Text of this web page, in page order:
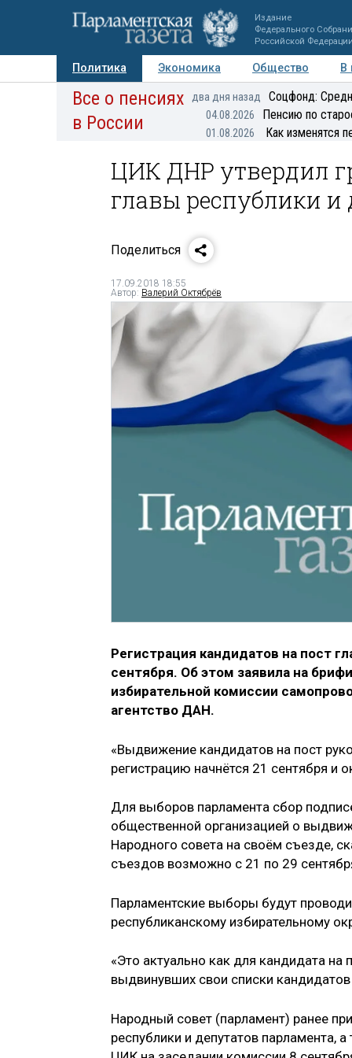
Издание
Федерального
Российской
Политика Экономика Общество
В
Авторы Персоны Мнения Регионы
Все о пенсиях
в России
два дня назад Соцфонд:
04.08.2026 Пенсию по
01.08.2026 Как изменятся
ЦИК ДНР утвердил
главы республики и
Поделиться
17.09.2018 18:55
Автор: Валерий Октябрёв
Регистрация кандидатов на пост
сентября. Об этом заявила на
избирательной комиссии
агентство ДАН.
«Выдвижение кандидатов на пост
регистрацию начнётся 21 сентября и
Для выборов парламента сбор
общественной организацией о
Народного совета на своём съезде,
съездов возможно с 21 по 29
Парламентские выборы будут
республиканскому избирательному
«Это актуально как для кандидата
выдвинувших свои списки
Народный совет (парламент) ранее
республики и депутатов парламента,